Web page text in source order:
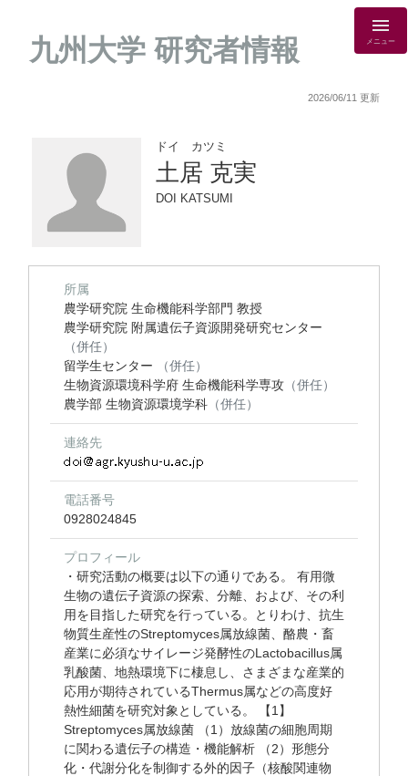
九州大学 研究者情報 メニュー
2026/06/11 更新
ドイ カツミ
土居 克実
DOI KATSUMI
所属
農学研究院 生命機能科学部門 教授
農学研究院 附属遺伝子資源開発研究センター
（併任）
留学生センター
（併任）
生物資源環境科学府 生命機能科学専攻 （併任）
農学部 生物資源環境学科 （併任）
連絡先
電話番号
0928024845
プロフィール
・研究活動の概要は以下の通りである。 有用微
生物の遺伝子資源の探索、分離、および、その利
用を目指した研究を行っている。とりわけ、抗生
物質生産性のStreptomyces属放線菌、酪農・畜
産業に必須なサイレージ発酵性のLactobacillus属
乳酸菌、地熱環境下に棲息し、さまざまな産業的
応用が期待されているThermus属などの高度好
熱性細菌を研究対象としている。 【1】
Streptomyces属放線菌 （1）放線菌の細胞周期
に関わる遺伝子の構造・機能解析 （2）形態分
化・代謝分化を制御する外的因子（核酸関連物